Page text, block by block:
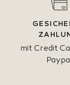
mit Credit